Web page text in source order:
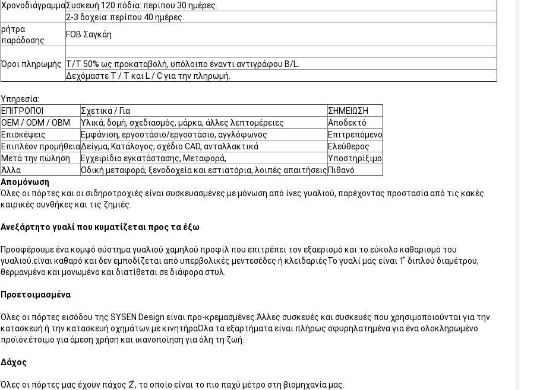
ΧρονοδιάγραμμαΣυσκευή 120 πόδια: περίπου 30 ημέρες.
2-3 δοχεία: περίπου 40 ημέρες.
ρήτρα
παράδοσης
FOB Σαγκάη
Όροι πληρωμής T/T 50% ως προκαταβολή, υπόλοιπο έναντι αντιγράφου B/L.
Δεχόμαστε T / T και L / C για την πληρωμή.
Υπηρεσία:
ΕΠΙΤΡΟΠΟΙ
Σχετικά / Για
ΣΗΜΕΙΩΣΗ
OEM / ODM / OBM
Υλικά, δομή, σχεδιασμός, μάρκα, άλλες λεπτομέρειες
Αποδεκτό
Επισκέψεις
Εμφάνιση, εργοστάσιο/εργοστάσιο, αγγλόφωνος
Επιτρεπόμενο
Επιπλέον προμήθειαΔείγμα, Κατάλογος, σχέδιο CAD, ανταλλακτικά
Ελεύθερος
Μετά την πώληση
Εγχειρίδιο εγκατάστασης, Μεταφορά,
Υποστηρίξιμο
Άλλα
Οδική μεταφορά, ξενοδοχεία και εστιατόρια, λοιπές απαιτήσεις Πιθανό
Απομόνωση
Όλες οι πόρτες και οι σιδηροτροχιές είναι συσκευασμένες με μόνωση από ίνες γυαλιού, παρέχοντας προστασία από τις κακές
καιρικές συνθήκες και τις ζημιές.
Ανεξάρτητο γυαλί που κυματίζεται προς τα έξω
Προσφέρουμε ένα κομψό σύστημα γυαλιού χαμηλού προφίλ που επιτρέπει τον εξαερισμό και το εύκολο καθαρισμό του
γυαλιού.είναι καθαρό και δεν εμποδίζεται από υπερβολικές μεντεσέδες ή κλειδαριέςΤο γυαλί μας είναι 1 ̊ διπλού διαμέτρου,
θερμανμένο και μονωμένο και διατίθεται σε διάφορα στυλ.
Προετοιμασμένα
Όλες οι πόρτες εισόδου της SYSEN Design είναι προ-κρεμασμένες.Άλλες συσκευές και συσκευές που χρησιμοποιούνται για την
κατασκευή ή την κατασκευή οχημάτων με κινητήραΌλα τα εξαρτήματα είναι πλήρως σφυρηλατημένα για ένα ολοκληρωμένο
προϊόν.έτοιμο για άμεση χρήση και ικανοποίηση για όλη τη ζωή.
Δάχος
Όλες οι πόρτες μας έχουν πάχος 2 ̊, το οποίο είναι το πιο παχύ μέτρο στη βιομηχανία μας.